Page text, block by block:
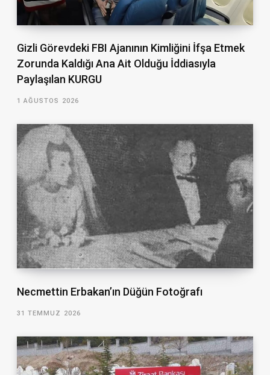
Gizli Görevdeki FBI Ajanının Kimliğini İfşa Etmek
Zorunda Kaldığı Ana Ait Olduğu İddiasıyla
Paylaşılan KURGU
1 AĞUSTOS 2026
Necmettin Erbakan’ın Düğün Fotoğrafı
31 TEMMUZ 2026